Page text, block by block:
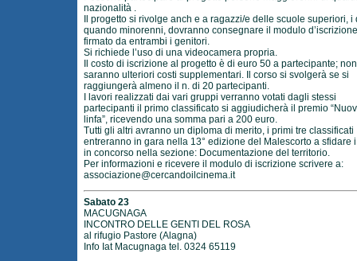
nazionalità .
Il progetto si rivolge anch e a ragazzi/e delle scuole superiori, i
quando minorenni, dovranno consegnare il modulo d’iscrizione
firmato da entrambi i genitori.
Si richiede l’uso di una videocamera propria.
Il costo di iscrizione al progetto è di euro 50 a partecipante;
saranno ulteriori costi supplementari. Il corso si svolgerà se si
raggiungerà almeno il n. di 20 partecipanti.
I lavori realizzati dai vari gruppi verranno votati dagli stessi
partecipanti il primo classificato si aggiudicherà il premio
linfa”, ricevendo una somma pari a 200 euro.
Tutti gli altri avranno un diploma di merito, i primi tre classificati
entreranno in gara nella 13° edizione del Malescorto a sfidare
in concorso nella sezione: Documentazione del territorio.
Per informazioni e ricevere il modulo di iscrizione scrivere a:
associazione@cercandoilcinema.it
Sabato 23
MACUGNAGA
INCONTRO DELLE GENTI DEL ROSA
al rifugio Pastore (Alagna)
Info Iat Macugnaga tel. 0324 65119